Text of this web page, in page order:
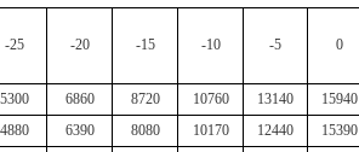
-25 -20 -15 -10 -5 0
5300 6860 8720 10760 13140
15940
4880 6390 8080 10170 12440
15390